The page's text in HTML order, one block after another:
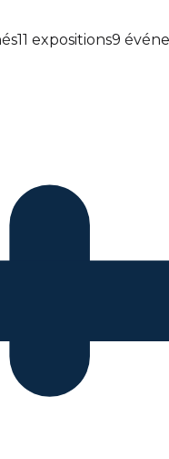
11 expositions9